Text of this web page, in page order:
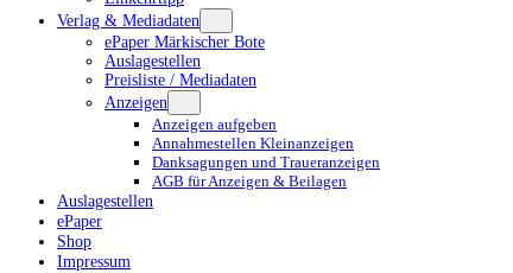
Verlag & Mediadaten
ePaper Märkischer Bote
Auslagestellen
Preisliste / Mediadaten
Anzeigen
Anzeigen aufgeben
Annahmestellen Kleinanzeigen
Danksagungen und Traueranzeigen
AGB für Anzeigen & Beilagen
Auslagestellen
ePaper
Shop
Impressum